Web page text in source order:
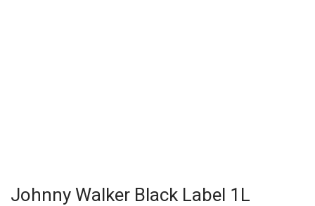
Johnny Walker Black Label 1L